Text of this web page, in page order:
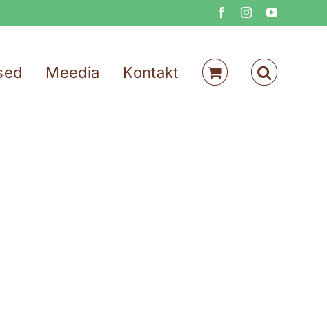
FacebookInstagramYouTube
Meedia Kontakt